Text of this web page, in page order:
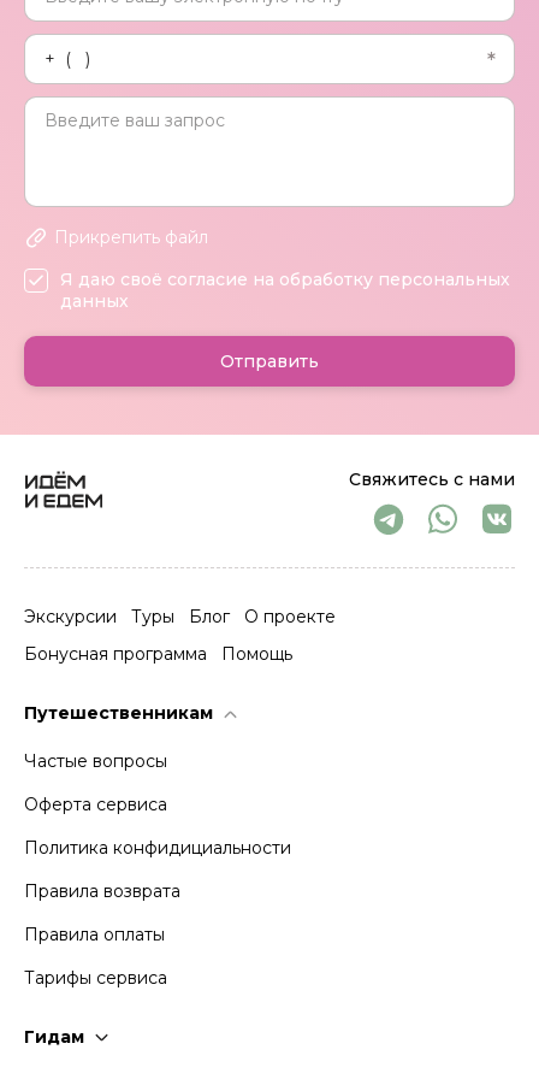
Свяжитесь с нами
Экскурсии Туры Блог
О проекте
Бонусная программа
Помощь
Путешественникам
Частые вопросы
Оферта сервиса
Политика конфидициальности
Правила возврата
Правила оплаты
Тарифы сервиса
Гидам
Прикрепить файл
Я даю своё согласие на обработку персональных
данных
Отправить